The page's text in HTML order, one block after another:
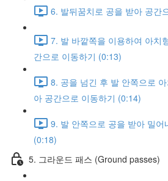
6. 발뒤꿈치로 공을 받아 공간
7. 발 바깥쪽을 이용하여 아치
간으로 이동하기 (0:13)
8. 공을 넘긴 후 발 안쪽으로
아 공간으로 이동하기 (0:14)
9. 발 안쪽으로 공을 받아 밀어
(0:18)
5. 그라운드 패스 (Ground passes)